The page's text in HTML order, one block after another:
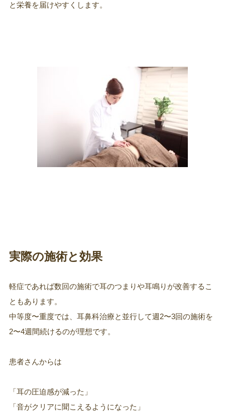
と栄養を届けやすくします。
実際の施術と効果
軽症であれば数回の施術で耳のつまりや耳鳴りが改善するこ
ともあります。
中等度〜重度では、耳鼻科治療と並行して週2〜3回の施術を
2〜4週間続けるのが理想です。
患者さんからは
「耳の圧迫感が減った」
「音がクリアに聞こえるようになった」